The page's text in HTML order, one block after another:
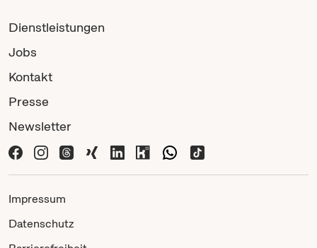
Dienstleistungen
Jobs
Kontakt
Presse
Newsletter
Impressum
Datenschutz